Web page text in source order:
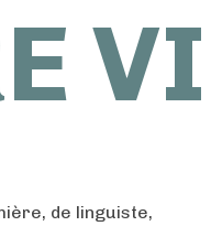
de linguiste,